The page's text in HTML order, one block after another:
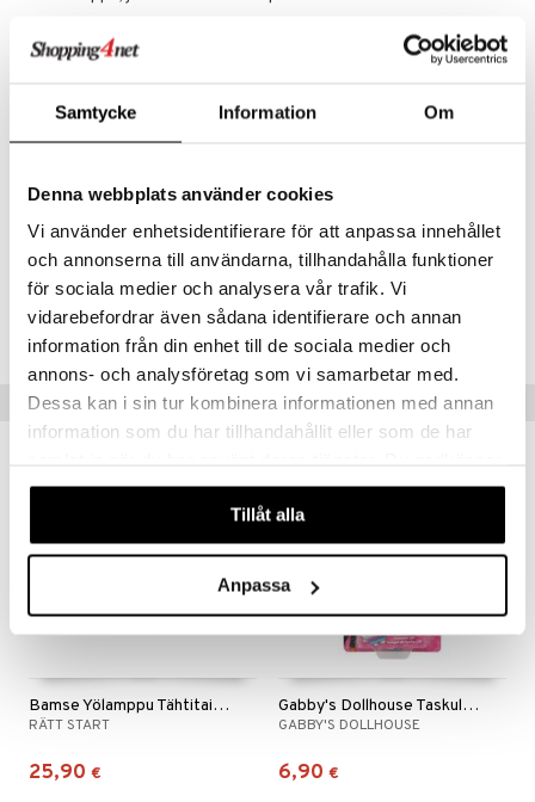
Samtycke Information Om
Denna webbplats använder cookies
Vi använder enhetsidentifierare för att anpassa innehållet
och annonserna till användarna, tillhandahålla funktioner
för sociala medier och analysera vår trafik. Vi
vidarebefordrar även sådana identifierare och annan
information från din enhet till de sociala medier och
annons- och analysföretag som vi samarbetar med.
Dessa kan i sin tur kombinera informationen med annan
information som du har tillhandahållit eller som de har
våra cookies vid fortsatt användande av vår webbplats.
Tillåt alla
Anpassa
Tietoa Pabobo LumiBlo
- Maaginen, syttyy ja sammuu puhaltamalla
-Automaattinen sulkeutuminen tai pitää päällä koko yö
- Pitkä kesto(24 x 1-tunti ajastimella)
- LED-lamppu, ei tule kuumaksi
- Kahva, joka tekee siitä helposti kannettavan tai helposti
Tuotenumero
TRA45-1-XX
Suositut tuotteet
Bamse Yölamppu Tähtitaivas Musiikki
RÄTT START
25,90 €
Gabby's Dollhouse Taskulamppu 20 cm
GABBY'S DOLLHOUSE
6,90 €